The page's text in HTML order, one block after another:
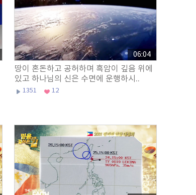
땅이 혼돈하고 공허하며 흑암이 깊음 위에
있고 하나님의 신은 수면에 운행하시..
1351 12
06:04